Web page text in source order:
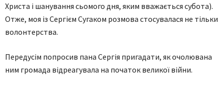
Христа і шанування сьомого дня, яким вважається субота).
Отже, моя із Сергієм Сугаком розмова стосувалася не тільки
волонтерства.
Передусім попросив пана Сергія пригадати, як очолювана
ним громада відреагувала на початок великої війни.